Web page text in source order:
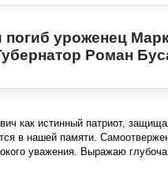
уроженец
Роман
как истинный патриот,
в нашей памяти.
уважения. Выражаю